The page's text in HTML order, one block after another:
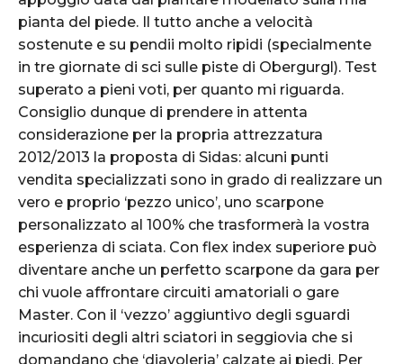
pianta del piede. Il tutto anche a velocità
sostenute e su pendii molto ripidi (specialmente
in tre giornate di sci sulle piste di Obergurgl). Test
superato a pieni voti, per quanto mi riguarda.
Consiglio dunque di prendere in attenta
considerazione per la propria attrezzatura
2012/2013 la proposta di Sidas: alcuni punti
vendita specializzati sono in grado di realizzare un
vero e proprio ‘pezzo unico’, uno scarpone
personalizzato al 100% che trasformerà la vostra
esperienza di sciata. Con flex index superiore può
diventare anche un perfetto scarpone da gara per
chi vuole affrontare circuiti amatoriali o gare
Master. Con il ‘vezzo’ aggiuntivo degli sguardi
incuriositi degli altri sciatori in seggiovia che si
domandano che ‘diavoleria’ calzate ai piedi. Per